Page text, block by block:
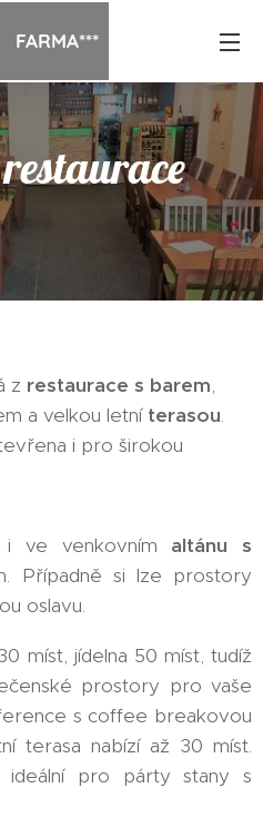
z restaurace s barem,
a velkou letní terasou.
i pro širokou
i ve venkovním altánu s
Případně si lze prostory
oslavu.
míst, jídelna 50 míst, tudíž
prostory pro vaše
s coffee breakovou
terasa nabízí až 30 míst.
ideální pro párty stany s